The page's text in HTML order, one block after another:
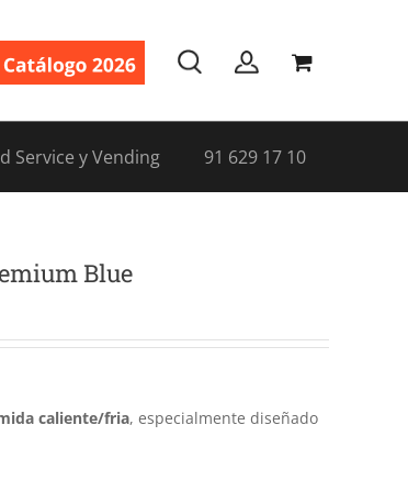
Service y Vending 91 629 17 10
Blue
caliente/fria, especialmente diseñado